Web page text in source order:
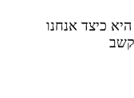
כיצד אנחנו